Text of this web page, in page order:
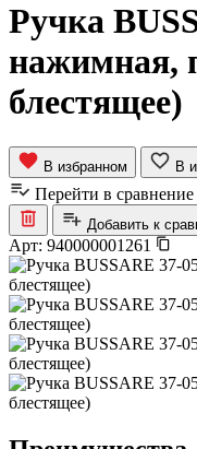
Ручка
нажимная,
блестящее)
В избранном В
Перейти в сравнение
Добавить к
Арт: 940000001261